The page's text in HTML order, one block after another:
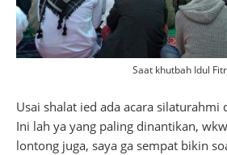
Saat khutbah Idul
Usai shalat ied ada acara silaturahmi
Ini lah ya yang paling dinantikan,
lontong juga, saya ga sempat bikin